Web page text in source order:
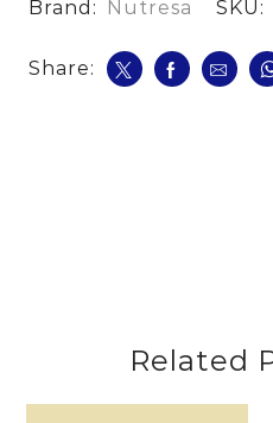
Brand: Nutresa SKU:
Share:
Related